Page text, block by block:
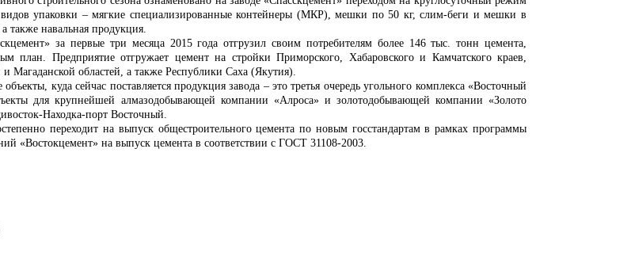
видов упаковки – мягкие специализированные контейнеры (МКР), мешки по 50 кг, слим-беги и мешки в
также навальная продукция.
за первые три месяца 2015 года отгрузил своим потребителям более 146 тыс. тонн цемента,
план. Предприятие отгружает цемент на стройки Приморского, Хабаровского и Камчатского краев,
Магаданской областей, а также Республики Саха (Якутия).
куда сейчас поставляется продукция завода – это третья очередь угольного комплекса «Восточный
для крупнейшей алмазодобывающей компании «Алроса» и золотодобывающей компании «Золото
Находка-порт Восточный.
переходит на выпуск общестроительного цемента по новым госстандартам в рамках программы
«Востокцемент» на выпуск цемента в соответствии с ГОСТ 31108-2003.